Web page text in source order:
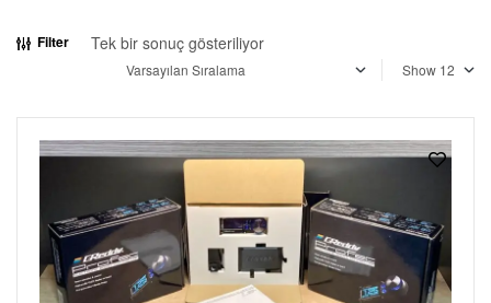
Filter Tek bir sonuç gösteriliyor
Show